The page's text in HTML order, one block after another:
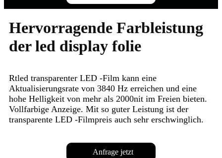
Hervorragende Farbleistung
der led display folie
Rtled transparenter LED -Film kann eine
Aktualisierungsrate von 3840 Hz erreichen und eine
hohe Helligkeit von mehr als 2000nit im Freien bieten.
Vollfarbige Anzeige. Mit so guter Leistung ist der
transparente LED -Filmpreis auch sehr erschwinglich.
Anfrage jetzt